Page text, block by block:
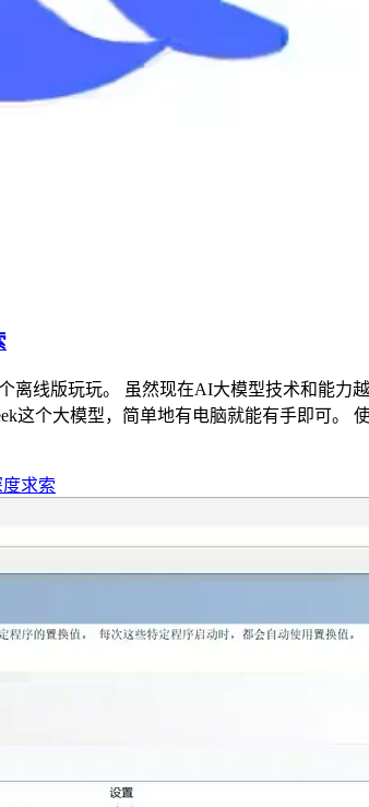
离线版玩玩。 虽然现在AI大模型技术和能
这个大模型，简单地有电脑就能有手即可。
求索